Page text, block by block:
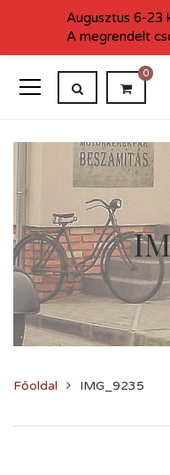
0
Főoldal IMG_9235
Augusztus 6-23
A megrendelt